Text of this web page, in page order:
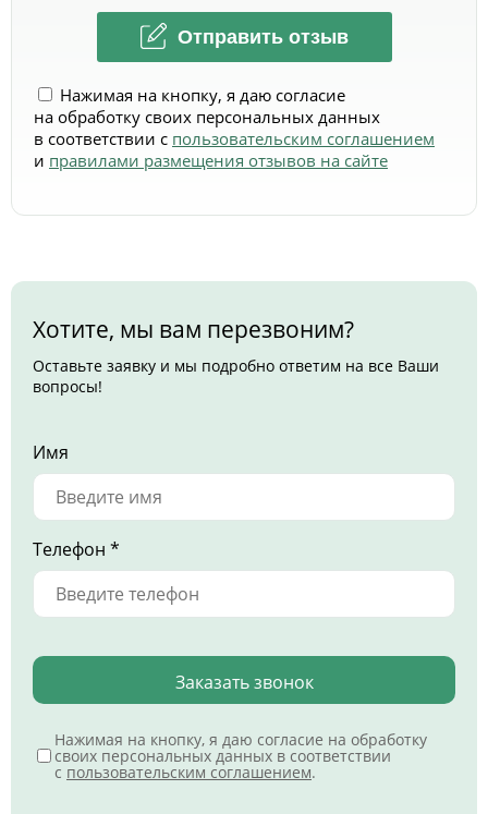
Отправить отзыв
Нажимая на кнопку, я даю согласие
на обработку своих персональных данных
в соответствии с пользовательским соглашением
и правилами размещения отзывов на сайте
Хотите, мы вам перезвоним?
Оставьте заявку и мы подробно ответим на все Ваши
вопросы!
Имя
Телефон *
Заказать звонок
Нажимая на кнопку, я даю согласие на обработку
своих персональных данных в соответствии
с пользовательским соглашением.